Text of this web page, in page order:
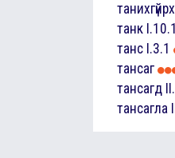
танихгүйрх
танк I.10.1
танс I.3.1
тансаг
тансагд
тансагла